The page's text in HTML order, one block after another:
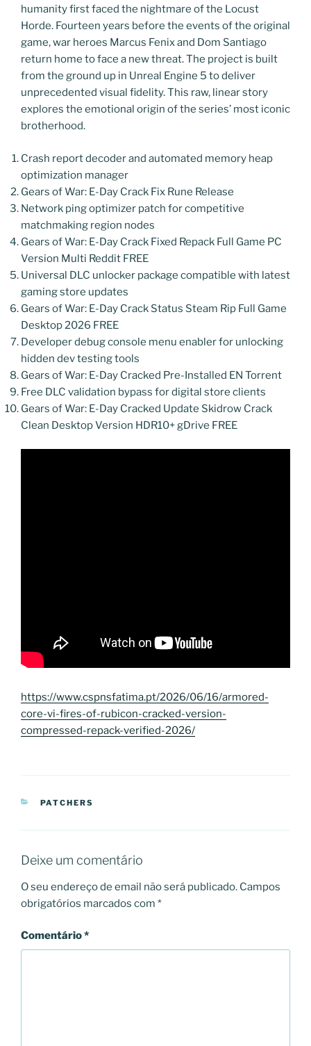
humanity first faced the nightmare of the Locust
Horde. Fourteen years before the events of the original
game, war heroes Marcus Fenix and Dom Santiago
return home to face a new threat. The project is built
from the ground up in Unreal Engine 5 to deliver
unprecedented visual fidelity. This raw, linear story
explores the emotional origin of the series’ most iconic
brotherhood.
Crash report decoder and automated memory heap
optimization manager
Gears of War: E-Day Crack Fix Rune Release
Network ping optimizer patch for competitive
matchmaking region nodes
Gears of War: E-Day Crack Fixed Repack Full Game PC
Version Multi Reddit FREE
Universal DLC unlocker package compatible with latest
gaming store updates
Gears of War: E-Day Crack Status Steam Rip Full Game
Desktop 2026 FREE
Developer debug console menu enabler for unlocking
hidden dev testing tools
Gears of War: E-Day Cracked Pre-Installed EN Torrent
Free DLC validation bypass for digital store clients
Gears of War: E-Day Cracked Update Skidrow Crack
Clean Desktop Version HDR10+ gDrive FREE
https://www.cspnsfatima.pt/2026/06/16/armored-
core-vi-fires-of-rubicon-cracked-version-
compressed-repack-verified-2026/
CATEGORIAS
PATCHERS
Deixe um comentário
O seu endereço de email não será publicado. Campos
obrigatórios marcados com *
Comentário*